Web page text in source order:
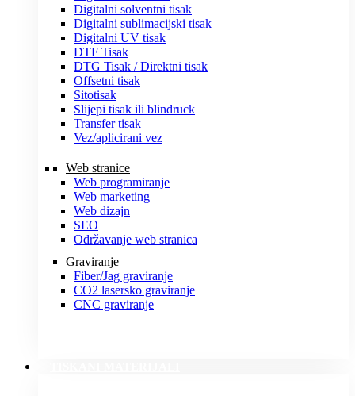
Digitalni solventni tisak
Digitalni sublimacijski tisak
Digitalni UV tisak
DTF Tisak
DTG Tisak / Direktni tisak
Offsetni tisak
Sitotisak
Slijepi tisak ili blindruck
Transfer tisak
Vez/aplicirani vez
Web stranice
Web programiranje
Web marketing
Web dizajn
SEO
Održavanje web stranica
Graviranje
Fiber/Jag graviranje
CO2 lasersko graviranje
CNC graviranje